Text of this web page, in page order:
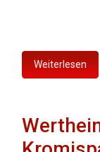
Weiterlesen